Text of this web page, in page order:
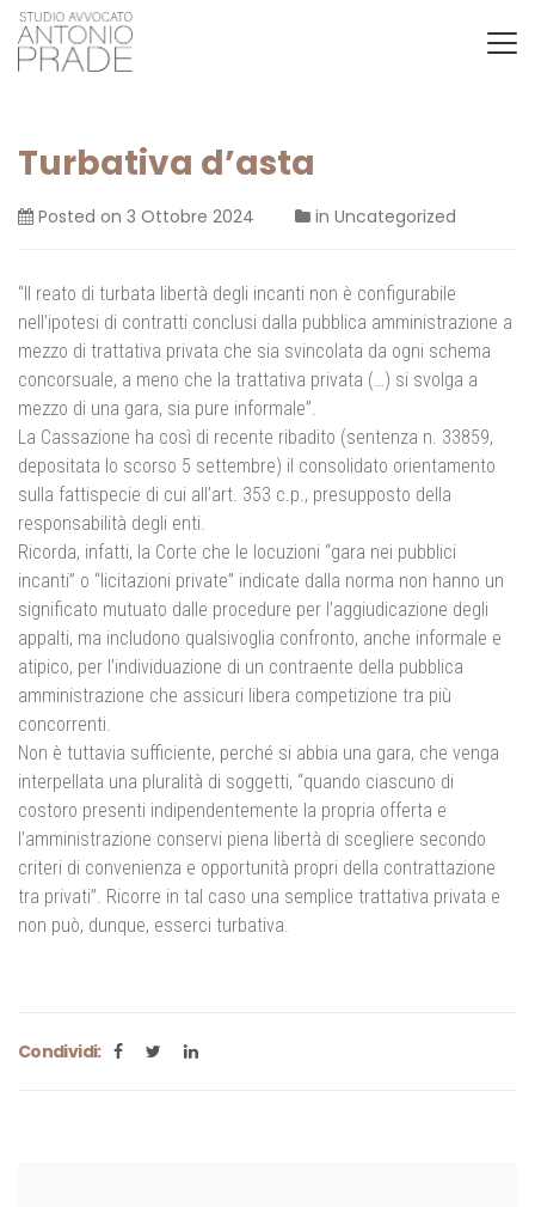
Turbativa d’asta
Posted on 3 Ottobre 2024 in Uncategorized
“Il reato di turbata libertà degli incanti non è configurabile
nell’ipotesi di contratti conclusi dalla pubblica amministrazione a
mezzo di trattativa privata che sia svincolata da ogni schema
concorsuale, a meno che la trattativa privata (…) si svolga a
mezzo di una gara, sia pure informale”.
La Cassazione ha così di recente ribadito (sentenza n. 33859,
depositata lo scorso 5 settembre) il consolidato orientamento
sulla fattispecie di cui all’art. 353 c.p., presupposto della
responsabilità degli enti.
Ricorda, infatti, la Corte che le locuzioni “gara nei pubblici
incanti” o “licitazioni private” indicate dalla norma non hanno un
significato mutuato dalle procedure per l’aggiudicazione degli
appalti, ma includono qualsivoglia confronto, anche informale e
atipico, per l’individuazione di un contraente della pubblica
amministrazione che assicuri libera competizione tra più
concorrenti.
Non è tuttavia sufficiente, perché si abbia una gara, che venga
interpellata una pluralità di soggetti, “quando ciascuno di
costoro presenti indipendentemente la propria offerta e
l’amministrazione conservi piena libertà di scegliere secondo
criteri di convenienza e opportunità propri della contrattazione
tra privati”. Ricorre in tal caso una semplice trattativa privata e
non può, dunque, esserci turbativa.
Condividi: